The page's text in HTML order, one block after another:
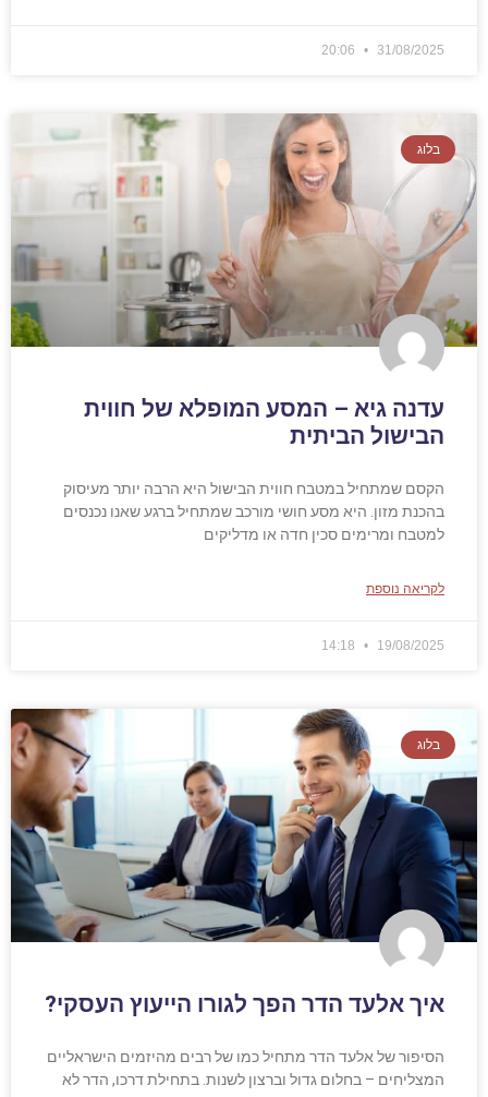
31/08/2025
בלוג
עדנה גיא – המסע המופלא של חווית
הבישול הביתית
הקסם שמתחיל במטבח חווית הבישול היא הרבה יותר מעיסוק
בהכנת מזון. היא מסע חושי מורכב שמתחיל ברגע שאנו נכנסים
למטבח ומרימים סכין חדה או מדליקים
לקריאה נוספת
19/08/2025
בלוג
איך אלעד הדר הפך לגורו הייעוץ העסקי?
הסיפור של אלעד הדר מתחיל כמו של רבים מהיזמים הישראליים
המצליחים – בחלום גדול וברצון לשנות. בתחילת דרכו, הדר לא